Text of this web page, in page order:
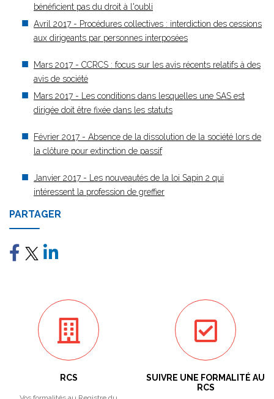
bénéficient pas du droit à l'oubli
Avril 2017 - Procédures collectives : interdiction des cessions
aux dirigeants par personnes interposées
Mars 2017 - CCRCS : focus sur les avis récents relatifs à des
avis de société
Mars 2017 - Les conditions dans lesquelles une SAS est
dirigée doit être fixée dans les statuts
Février 2017 - Absence de la dissolution de la société lors de
la clôture pour extinction de passif
Janvier 2017 - Les nouveautés de la loi Sapin 2 qui
intéressent la profession de greffier
PARTAGER
RCS
SUIVRE UNE FORMALITÉ AU
RCS